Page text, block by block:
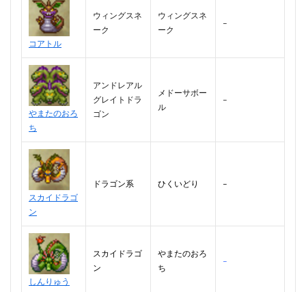
コアトル
ウィングスネ
ーク
ウィングスネ
ーク
–
やまたのおろ
ち
アンドレアル
グレイトドラ
ゴン
メドーサボー
ル
–
スカイドラゴ
ン
ドラゴン系 ひくいどり –
しんりゅう
スカイドラゴ
ン
やまたのおろ
ち
–